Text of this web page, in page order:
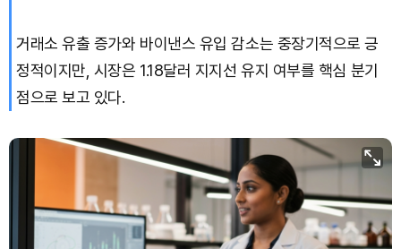
거래소 유출 증가와 바이낸스 유입 감소는 중장기적으로 긍
정적이지만, 시장은 1.18달러 지지선 유지 여부를 핵심 분기
점으로 보고 있다.